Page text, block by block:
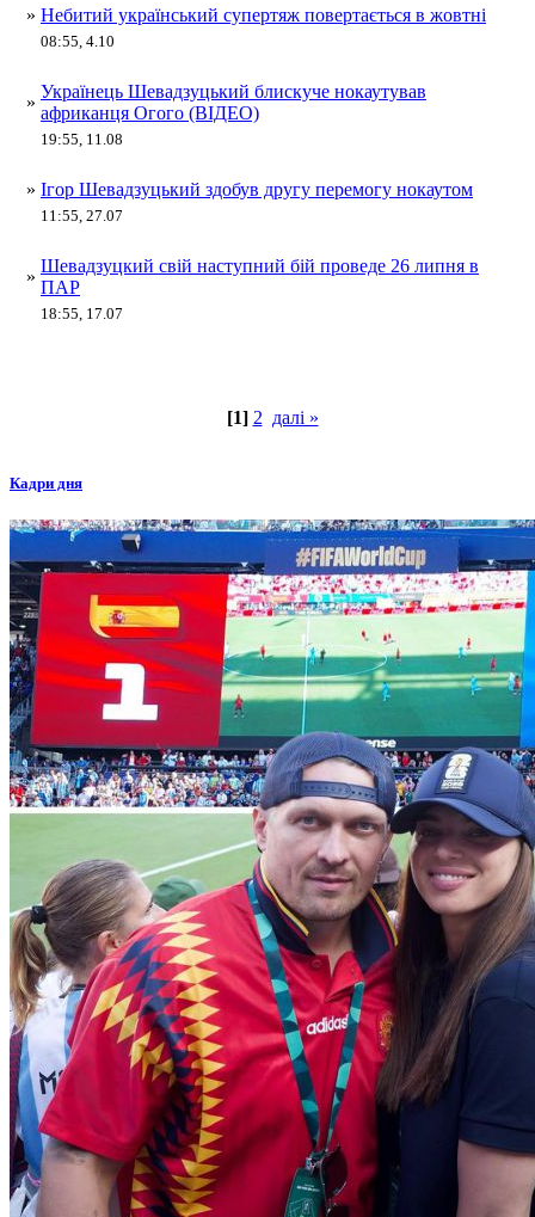
» Небитий український супертяж повертається в жовтні
08:55, 4.10
»
Українець Шевадзуцький блискуче нокаутував
африканця Огого (ВІДЕО)
19:55, 11.08
» Ігор Шевадзуцький здобув другу перемогу нокаутом
11:55, 27.07
»
Шевадзуцкий свій наступний бій проведе 26 липня в
ПАР
18:55, 17.07
[1] 2 далі »
Кадри дня